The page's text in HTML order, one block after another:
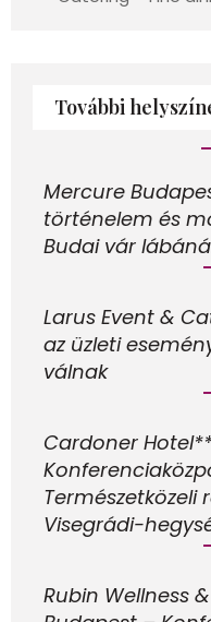
További
Mercure
történelem és
Budai vár
Larus Event &
az üzleti
válnak
Cardoner
Természetközeli
Visegrádi-
Rubin Wellness